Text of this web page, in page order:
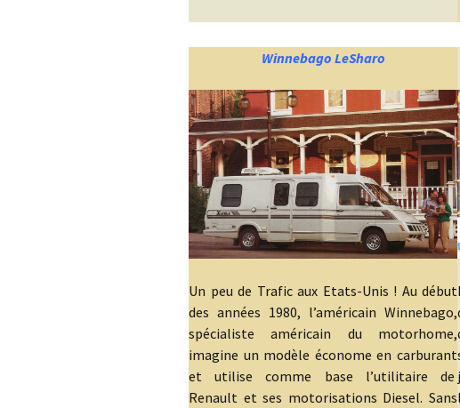
Winnebago LeSharo
Un peu de Trafic aux Etats-Unis ! Au début
des années 1980, l’américain Winnebago,
spécialiste américain du motorhome,
imagine un modèle économe en carburant
et utilise comme base l’utilitaire de
Renault et ses motorisations Diesel. Sans